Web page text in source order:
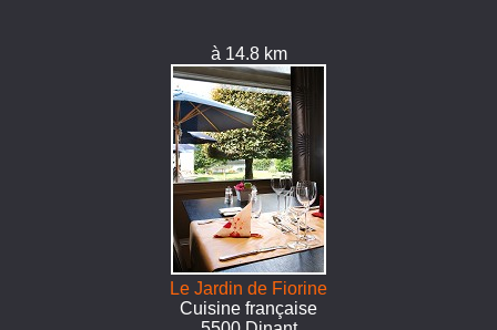
à 14.8 km
Le Jardin de Fiorine
Cuisine française